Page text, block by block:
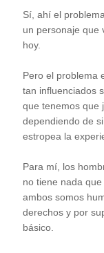
Sí, ahí el
un personaje que
hoy.
Pero el problema
tan influenciados
que tenemos que
dependiendo de
estropea la
Para mí, los
no tiene nada
ambos somos
derechos y por
básico.